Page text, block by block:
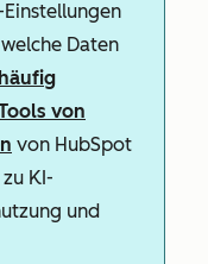
Einstellungen
Daten
häufig
von
von HubSpot
KI-
und